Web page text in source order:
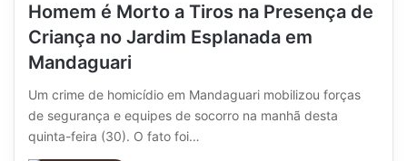
Homem é Morto a Tiros na Presença de
Criança no Jardim Esplanada em
Mandaguari
Um crime de homicídio em Mandaguari mobilizou forças
de segurança e equipes de socorro na manhã desta
quinta-feira (30). O fato foi…